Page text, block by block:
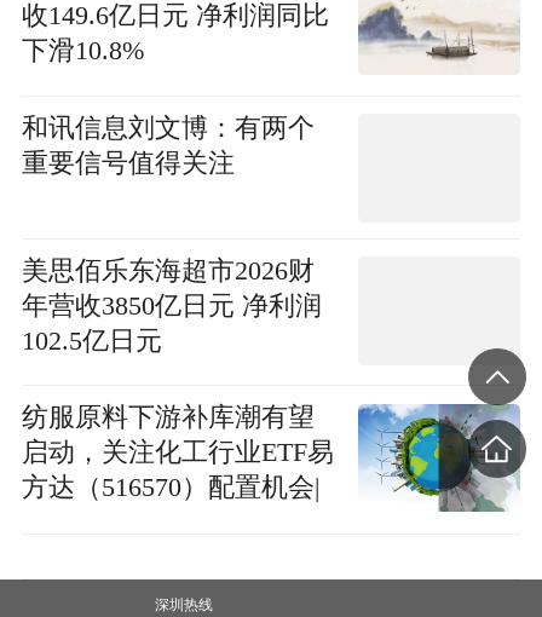
收149.6亿日元 净利润同比
下滑10.8%
和讯信息刘文博：有两个
重要信号值得关注
美思佰乐东海超市2026财
年营收3850亿日元 净利润
102.5亿日元
纺服原料下游补库潮有望
启动，关注化工行业ETF易
方达（516570）配置机会|
深圳热线